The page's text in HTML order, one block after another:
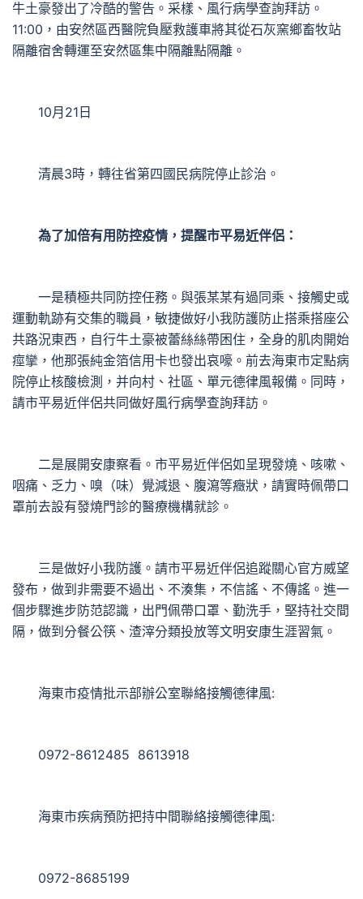
牛土豪發出了冷酷的警告。采樣、風行病學查詢拜訪。
11:00，由安然區西醫院負壓救護車將其從石灰窯鄉畜牧站
隔離宿舍轉運至安然區集中隔離點隔離。
10月21日
清晨3時，轉往省第四國民病院停止診治。
為了加倍有用防控疫情，提醒市平易近伴侶：
一是積極共同防控任務。與張某某有過同乘、接觸史或
運動軌跡有交集的職員，敏捷做好小我防護防止搭乘搭座公
共路況東西，自行牛土豪被蕾絲絲帶困住，全身的肌肉開始
痙攣，他那張純金箔信用卡也發出哀嚎。前去海東市定點病
院停止核酸檢測，并向村、社區、單元德律風報備。同時，
請市平易近伴侶共同做好風行病學查詢拜訪。
二是展開安康察看。市平易近伴侶如呈現發燒、咳嗽、
咽痛、乏力、嗅（味）覺減退、腹瀉等癥狀，請實時佩帶口
罩前去設有發燒門診的醫療機構就診。
三是做好小我防護。請市平易近伴侶追蹤關心官方威望
發布，做到非需要不過出、不湊集，不信謠、不傳謠。進一
個步驟進步防范認識，出門佩帶口罩、勤洗手，堅持社交間
隔，做到分餐公筷、渣滓分類投放等文明安康生涯習氣。
海東市疫情批示部辦公室聯絡接觸德律風:
0972-8612485 8613918
海東市疾病預防把持中間聯絡接觸德律風:
0972-8685199